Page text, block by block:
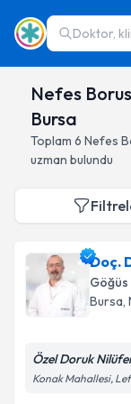
Doktor,
Nefes
Bursa
Toplam 6 Nefes
uzman bulundu
Doç.
Bursa,
Özel Doruk
Konak Mahallesi,